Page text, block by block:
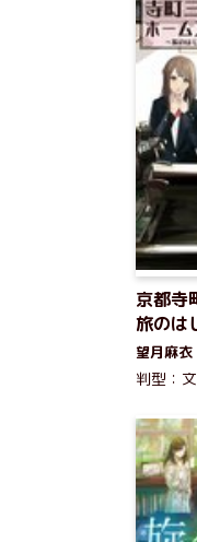
京都寺
旅のは
望月麻衣
判型：